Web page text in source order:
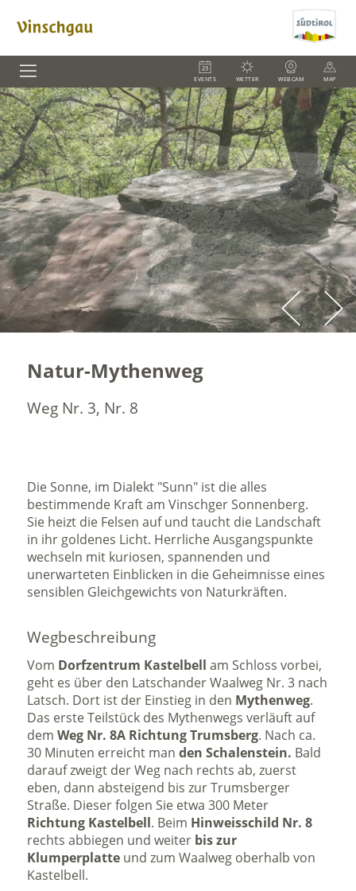
EVENTS WETTER WEBCAM MAP
Natur-Mythenweg
Weg Nr. 3, Nr. 8
Die Sonne, im Dialekt "Sunn" ist die alles
bestimmende Kraft am Vinschger Sonnenberg.
Sie heizt die Felsen auf und taucht die Landschaft
in ihr goldenes Licht. Herrliche Ausgangspunkte
wechseln mit kuriosen, spannenden und
unerwarteten Einblicken in die Geheimnisse eines
sensiblen Gleichgewichts von Naturkräften.
Wegbeschreibung
Vom Dorfzentrum Kastelbell am Schloss vorbei,
geht es über den Latschander Waalweg Nr. 3 nach
Latsch. Dort ist der Einstieg in den Mythenweg.
Das erste Teilstück des Mythenwegs verläuft auf
demWeg Nr. 8A Richtung Trumsberg. Nach ca.
30 Minuten erreicht man den Schalenstein. Bald
darauf zweigt der Weg nach rechts ab, zuerst
eben, dann absteigend bis zur Trumsberger
Straße. Dieser folgen Sie etwa 300 Meter
Richtung Kastelbell. Beim Hinweisschild Nr. 8
rechts abbiegen und weiter bis zur
Klumperplatte und zum Waalweg oberhalb von
Kastelbell.